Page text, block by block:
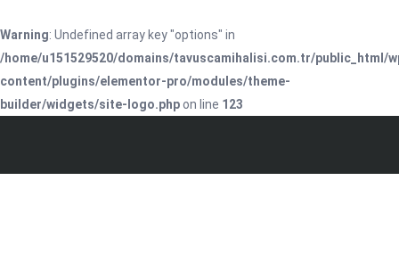
Warning: Undefined array key "options" in
/home/u151529520/domains/tavuscamihalisi.com.tr/public_html/
content/plugins/elementor-pro/modules/theme-
builder/widgets/site-logo.phpon line 123